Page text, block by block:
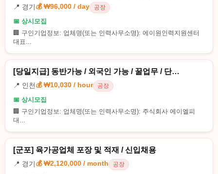
📍 경기💰 ₩96,000 / day 공장
📅 상시모집
🏢 구인기업정보: 업체명(또는 인력사무소명): 에이원인력지원센터
대표...
[당일지급] 동반가능 / 외국인 가능 / 꿀업무 / 단…
📍 인천💰 ₩10,030 / hour 공장
📅 상시모집
🏢 구인기업정보: 업체명(또는 인력사무소명): 주식회사 에이엘피
대...
[군포] 육가공업체 포장 및 적재 / 신입채용
📍 경기💰 ₩2,120,000 / month 공장